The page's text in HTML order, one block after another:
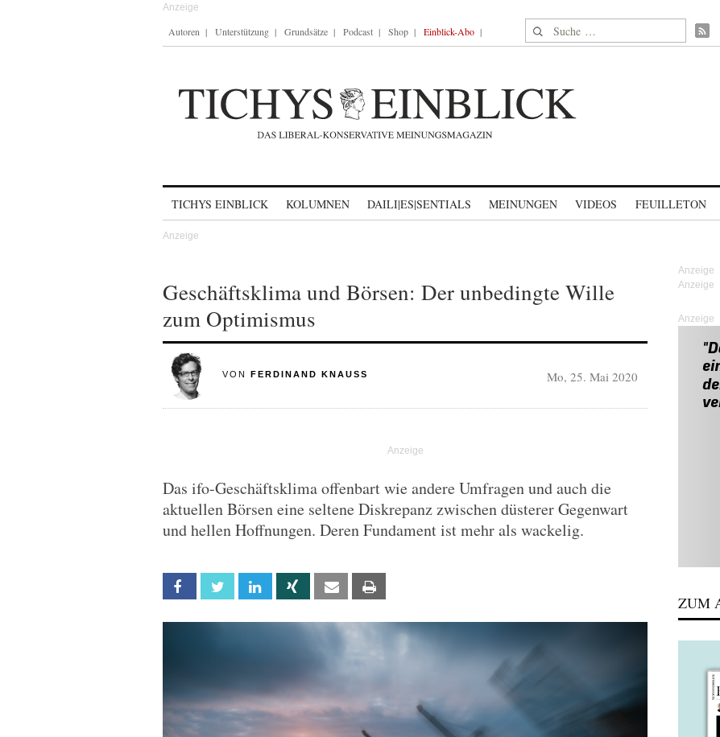
Autoren Unterstützung Grundsätze Podcast Shop Einblick-Abo Suche nach:
TICHYS EINBLICK KOLUMNEN DAILI|ES|SENTIALS MEINUNGEN VIDEOS FEUILLETON
Geschäftsklima und Börsen: Der unbedingte Wille
zum Optimismus
VON FERDINAND KNAUSS Mo, 25. Mai 2020
Das ifo-Geschäftsklima offenbart wie andere Umfragen und auch die
aktuellen Börsen eine seltene Diskrepanz zwischen düsterer Gegenwart
und hellen Hoffnungen. Deren Fundament ist mehr als wackelig.
Facebook Twitter Linkedin Xing Email
Anzeige
ZUM